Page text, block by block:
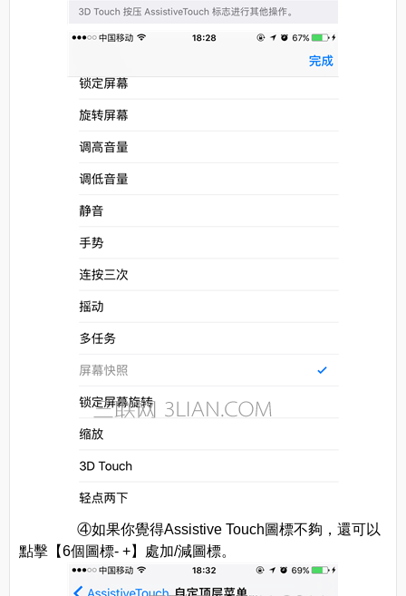
④如果你覺得Assistive Touch圖標不夠，還可以
點擊【6個圖標- +】處加/減圖標。